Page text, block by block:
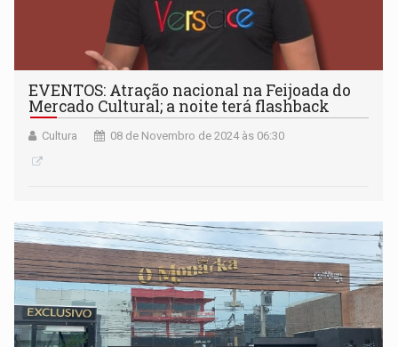
EVENTOS: Atração nacional na Feijoada do
Mercado Cultural; a noite terá flashback
Cultura 08 de Novembro de 2024 às 06:30